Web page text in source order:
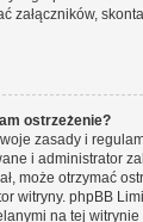
załączników,
ostrzeżenie?
zasady i
i administrator
może otrzymać
witryny. phpBB
na tej